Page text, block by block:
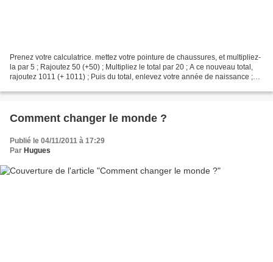
Prenez votre calculatrice. mettez votre pointure de chaussures, et multipliez-
la par 5 ; Rajoutez 50 (+50) ; Multipliez le total par 20 ; A ce nouveau total,
rajoutez 1011 (+ 1011) ; Puis du total, enlevez votre année de naissance ;
Comment changer le monde ?
Publié le 04/11/2011 à 17:29
Par Hugues